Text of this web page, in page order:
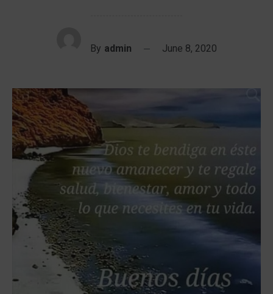
By admin June 8, 2020